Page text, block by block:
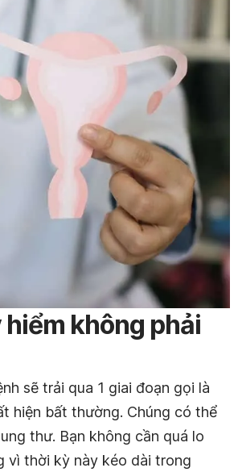
không phải
sẽ trải qua 1 giai đoạn gọi là
hiện bất thường. Chúng có thể
thư. Bạn không cần quá lo
vì thời kỳ này kéo dài trong